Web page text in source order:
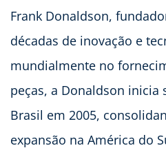
Frank Donaldson,
décadas de inovação e
mundialmente no
peças, a Donaldson inicia
Brasil em 2005,
expansão na América do